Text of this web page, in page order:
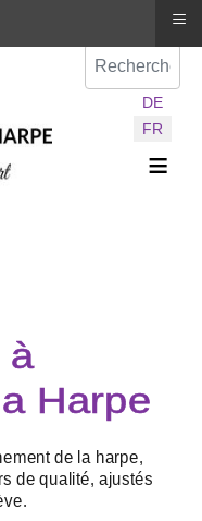
Sélectionnez
DE
FR
≡
≡